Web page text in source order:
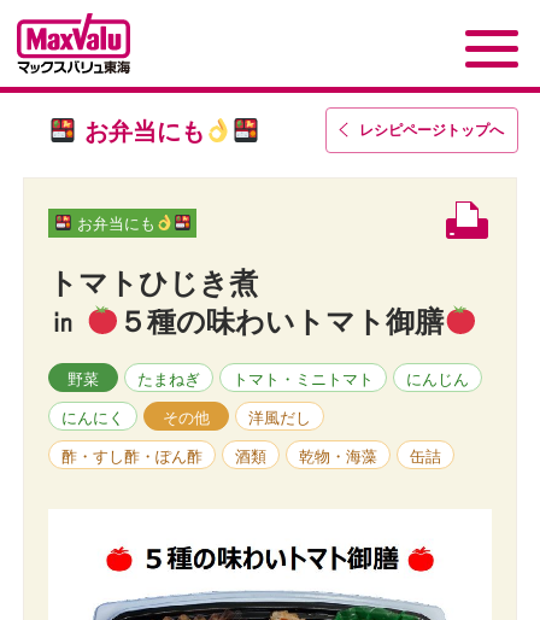
レシピページトップへ
お弁当にも
お弁当にも
トマトひじき煮
㏌
５種の味わいトマト御膳
野菜 たまねぎ トマト・ミニトマト にんじん
にんにく その他 洋風だし
酢・すし酢・ぽん酢 酒類 乾物・海藻 缶詰